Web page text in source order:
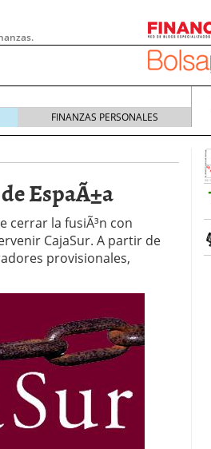
muchas empresas
2026
Mexicanos Antes de
reales para pymes
por cuenta propia
FINANZAS PERSONALES
EspaÃ±a
cerrar la fusiÃ³n con
CajaSur. A partir de
provisionales,